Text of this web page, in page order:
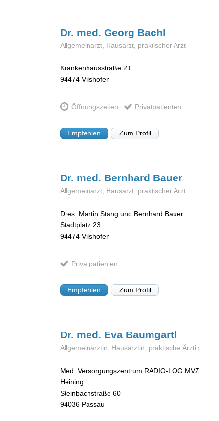
Dr. med. Georg Bachl
Allgemeinarzt, Hausarzt, praktischer Arzt
Krankenhausstraße 21
94474 Vilshofen
Öffnungszeiten Privatpatienten
Empfehlen Zum Profil
Dr. med. Bernhard Bauer
Allgemeinarzt, Hausarzt, praktischer Arzt
Dres. Martin Stang und Bernhard Bauer
Stadtplatz 23
94474 Vilshofen
Privatpatienten
Empfehlen Zum Profil
Dr. med. Eva Baumgartl
Allgemeinärztin, Hausärztin, praktische Ärztin
Med. Versorgungszentrum RADIO-LOG MVZ
Heining
Steinbachstraße 60
94036 Passau